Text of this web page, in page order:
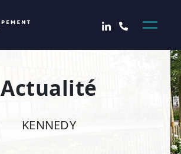
Actualité
KENNEDY